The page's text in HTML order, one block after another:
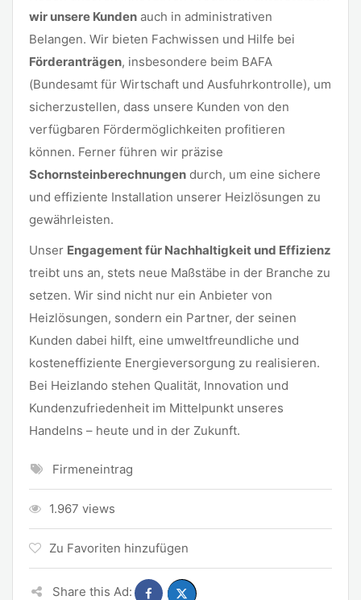
wir unsere Kunden auch in administrativen
Belangen. Wir bieten Fachwissen und Hilfe bei
Förderanträgen, insbesondere beim BAFA
(Bundesamt für Wirtschaft und Ausfuhrkontrolle), um
sicherzustellen, dass unsere Kunden von den
verfügbaren Fördermöglichkeiten profitieren
können. Ferner führen wir präzise
Schornsteinberechnungen durch, um eine sichere
und effiziente Installation unserer Heizlösungen zu
gewährleisten.
Unser Engagement für Nachhaltigkeit und Effizienz
treibt uns an, stets neue Maßstäbe in der Branche zu
setzen. Wir sind nicht nur ein Anbieter von
Heizlösungen, sondern ein Partner, der seinen
Kunden dabei hilft, eine umweltfreundliche und
kosteneffiziente Energieversorgung zu realisieren.
Bei Heizlando stehen Qualität, Innovation und
Kundenzufriedenheit im Mittelpunkt unseres
Handelns – heute und in der Zukunft.
Firmeneintrag
1.967 views
Zu Favoriten hinzufügen
Share this Ad: